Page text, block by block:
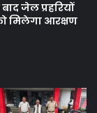
जेल प्रहरियों
मिलेगा आरक्षण